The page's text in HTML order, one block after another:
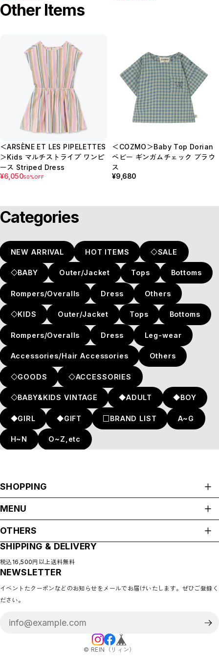
Other Items
＜ARSÈNE ET LES PIPELETTES
＞Kids マルチストライプ ワンピ
ース Striped Dress
¥6,05050%OFF
＜COZMO＞Baby Top Dorian
ベビー ギンガムチェック ブラウ
ス
¥9,680
Categories
NEW ARRIVAL HOT ITEMS ◇SALE
◇BABY Outer/Jacket Tops Bottoms
Rompers/Overalls Dress Others
◇KIDS Outer/Jacket Tops Bottoms
Rompers/Overalls Dress Leg-wear
Accessories/Hair Accessories Others
◇GOODS ◇ACCESSORIES
◇BABY&KIDS VINTAGE ◆ADULT ◆BOY
◆GIRL ◆GIFT □BRAND LIST A~G
H~N O~Z,etc
SHOPPING
NEW ARRIVAL
◇SALE
◇BABY
◇GOODS
◇BABY&KIDS VINTAGE
MENU
SHOP GUIDE
PAYMENT METHODS
BLOG
LOGIN
CONTACT
OTHERS
プライバシーポリシー
特定商取引法に基づく表記
会員規約
SHIPPING & DELIVERY
税込16,500円以上送料無料
NEWSLETTER
イベントたクーポンなどのお知らせをメールでお届けいたします。ぜひご登録く
ださい。
©︎ REIN（リィン）